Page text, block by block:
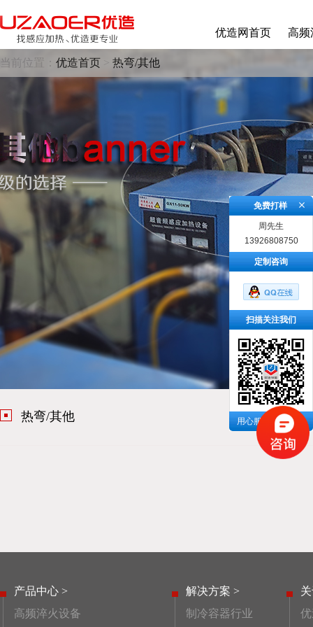
优造网首页 高频
当前位置： 优造首页 > 热弯/其他
热弯/其他
产品中心 >
高频淬火设备
解决方案 >
制冷容器行业
免费打样
周先生
13926808750
定制咨询
扫描关注我们
用心服务 成就你我